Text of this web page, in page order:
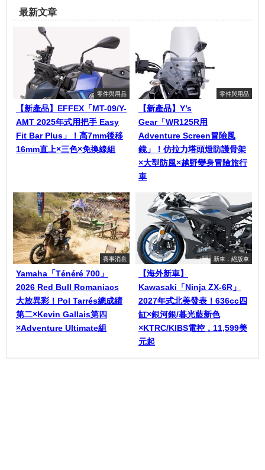
最新文章
零件與用品
【新產品】EFFEX「MT-09/Y-
AMT 2025年式用把手 Easy
Fit Bar Plus」！高7mm後移
16mm直上×三色×免換線組
零件與用品
【新產品】Y’s
Gear「WR125R用
Adventure Screen冒險風
鏡」！仿拉力塔頭燈防護骨架
×大型防風×越野變身冒險旅行
車
賽事消息
Yamaha「Ténéré 700」
2026 Red Bull Romaniacs
大放異彩！Pol Tarrés總成績
第二×Kevin Gallais第四
×Adventure Ultimate組
新車．絕版車
【海外新車】
Kawasaki「Ninja ZX-6R」
2027年式北美發表！636cc四
缸×銀河銀/暮光藍新色
×KTRC/KIBS電控，11,599美
元起